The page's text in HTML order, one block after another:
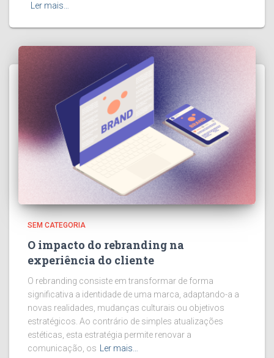
Ler mais…
SEM CATEGORIA
O impacto do rebranding na
experiência do cliente
O rebranding consiste em transformar de forma
significativa a identidade de uma marca, adaptando-a a
novas realidades, mudanças culturais ou objetivos
estratégicos. Ao contrário de simples atualizações
estéticas, esta estratégia permite renovar a
comunicação, os
Ler mais…